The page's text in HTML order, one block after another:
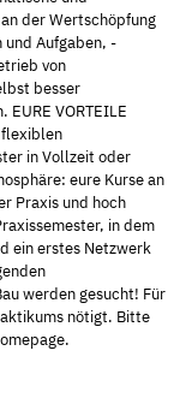
der Wertschöpfung
und Aufgaben, -
von
besser
VORTEILE
in Vollzeit oder
eure Kurse an
Praxis und hoch
in dem
ein erstes Netzwerk
werden gesucht! Für
nötigt. Bitte